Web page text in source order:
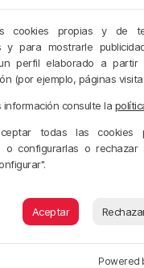
cookies propias y de
y para mostrarle
perfil elaborado a partir
(por ejemplo, páginas
información consulte la
todas las cookies
o configurarlas o rechazar
Aceptar
Powered